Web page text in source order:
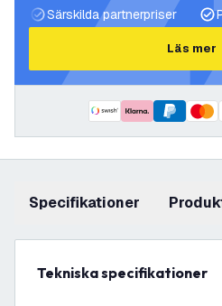
Särskilda partnerpriser
Läs mer
Specifikationer
Tekniska specifikationer